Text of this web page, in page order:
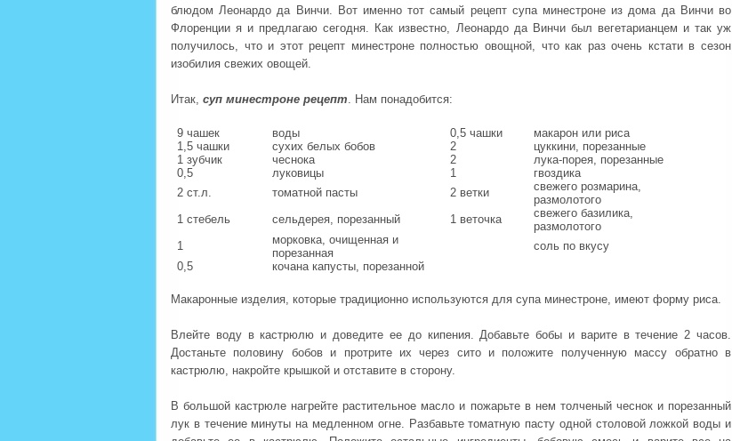
блюдом Леонардо да Винчи. Вот именно тот самый рецепт супа минестроне из дома да Винчи во
Флоренции я и предлагаю сегодня. Как известно, Леонардо да Винчи был вегетарианцем и так уж
получилось, что и этот рецепт минестроне полностью овощной, что как раз очень кстати в сезон
изобилия свежих овощей.
Итак, суп минестроне рецепт. Нам понадобится:
9 чашек воды 0,5 чашки
макарон или риса
1,5 чашки
сухих белых бобов 2
цуккини, порезанные
1 зубчик
чеснока 2
лука-порея, порезанные
0,5
луковицы 1
гвоздика
2 ст.л.
томатной пасты 2 ветки
свежего розмарина,
размолотого
1 стебель
сельдерея, порезанный 1 веточка
свежего базилика,
размолотого
1
морковка, очищенная и
порезанная
соль по вкусу
0,5
кочана капусты, порезанной
Макаронные изделия, которые традиционно используются для супа минестроне, имеют форму риса.
Влейте воду в кастрюлю и доведите ее до кипения. Добавьте бобы и варите в течение 2 часов.
Достаньте половину бобов и протрите их через сито и положите полученную массу обратно в
кастрюлю, накройте крышкой и отставите в сторону.
В большой кастрюле нагрейте растительное масло и пожарьте в нем толченый чеснок и порезанный
лук в течение минуты на медленном огне. Разбавьте томатную пасту одной столовой ложкой воды и